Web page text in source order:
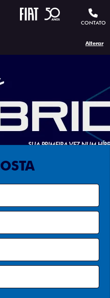
CONTATO
Alterar